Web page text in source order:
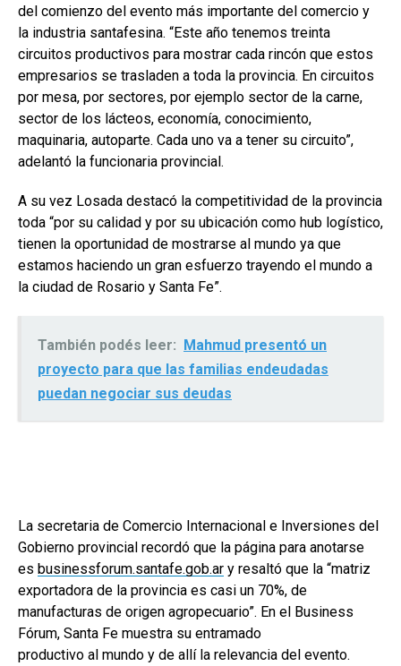
del comienzo del evento más importante del comercio y
la industria santafesina. “Este año tenemos treinta
circuitos productivos para mostrar cada rincón que estos
empresarios se trasladen a toda la provincia. En circuitos
por mesa, por sectores, por ejemplo sector de la carne,
sector de los lácteos, economía, conocimiento,
maquinaria, autoparte. Cada uno va a tener su circuito”,
adelantó la funcionaria provincial.
A su vez Losada destacó la competitividad de la provincia
toda “por su calidad y por su ubicación como hub logístico,
tienen la oportunidad de mostrarse al mundo ya que
estamos haciendo un gran esfuerzo trayendo el mundo a
la ciudad de Rosario y Santa Fe”.
También podés leer:
Mahmud presentó un
proyecto para que las familias endeudadas
puedan negociar sus deudas
La secretaria de Comercio Internacional e Inversiones del
Gobierno provincial recordó que la página para anotarse
es businessforum.santafe.gob.ar y resaltó que la “matriz
exportadora de la provincia es casi un 70%, de
manufacturas de origen agropecuario”. En el Business
Fórum, Santa Fe muestra su entramado
productivo al mundo y de allí la relevancia del evento.